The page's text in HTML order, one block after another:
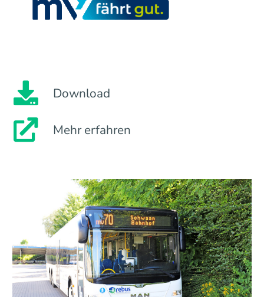
Download
Mehr erfahren